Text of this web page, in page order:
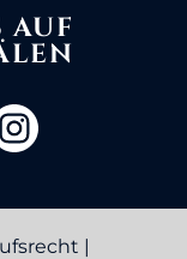
AUF
|